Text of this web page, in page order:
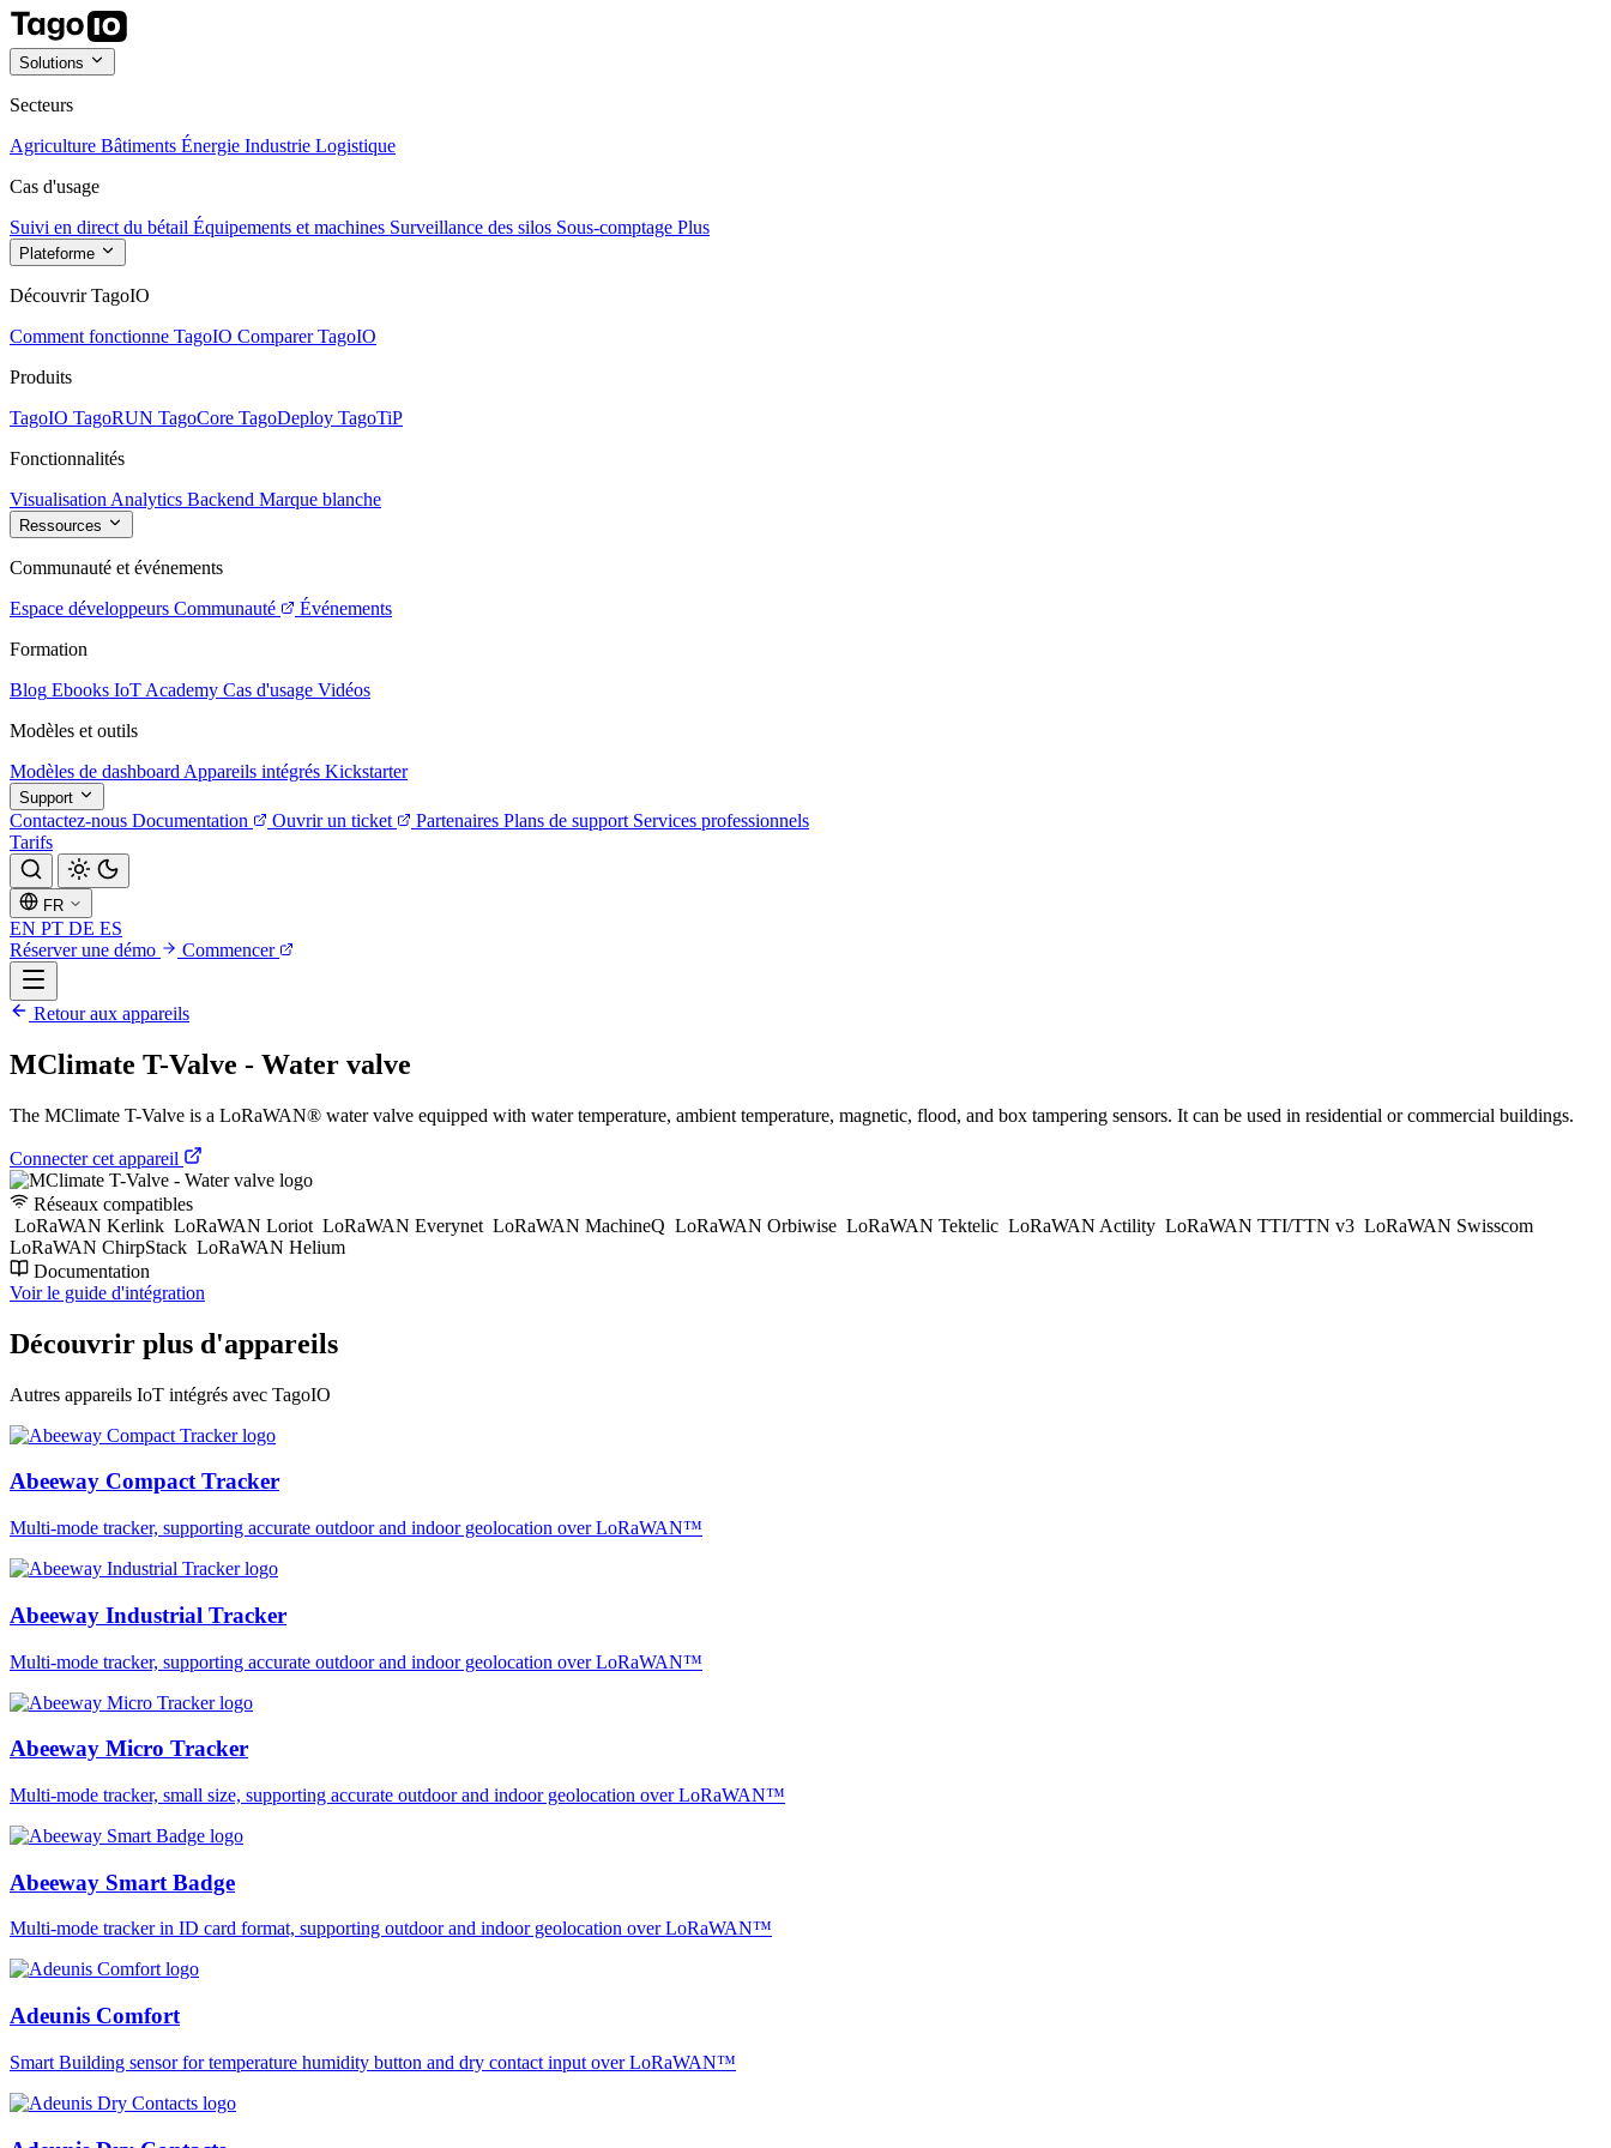
Solutions
Secteurs
Agriculture Bâtiments Énergie Industrie Logistique
Cas d'usage
Suivi en direct du bétail Équipements et machines Surveillance des silos Sous-comptage Plus
Plateforme
Découvrir TagoIO
Comment fonctionne TagoIO Comparer TagoIO
Produits
TagoIO TagoRUN TagoCore TagoDeploy TagoTiP
Fonctionnalités
Visualisation Analytics Backend Marque blanche
Ressources
Communauté et événements
Espace développeurs Communauté
Événements
Formation
Blog Ebooks IoT Academy Cas d'usage Vidéos
Modèles et outils
Modèles de dashboard Appareils intégrés Kickstarter
Support
Contactez-nous Documentation Ouvrir un ticket Partenaires Plans de support Services professionnels
Tarifs
FR
EN PT DE ES
Réserver une démo
Commencer
Retour aux appareils
MClimate T-Valve - Water valve
The MClimate T-Valve is a LoRaWAN® water valve equipped with water temperature, ambient temperature, magnetic, flood, and box tampering sensors. It can be used in residential or commercial buildings.
Connecter cet appareil
Réseaux compatibles
LoRaWAN Kerlink LoRaWAN Loriot LoRaWAN Everynet LoRaWAN MachineQ LoRaWAN Orbiwise LoRaWAN Tektelic LoRaWAN Actility LoRaWAN TTI/TTN v3 LoRaWAN Swisscom
LoRaWAN ChirpStack LoRaWAN Helium
Documentation
Voir le guide d'intégration
Découvrir plus d'appareils
Autres appareils IoT intégrés avec TagoIO
Abeeway Compact Tracker
Multi-mode tracker, supporting accurate outdoor and indoor geolocation over LoRaWAN™
Abeeway Industrial Tracker
Multi-mode tracker, supporting accurate outdoor and indoor geolocation over LoRaWAN™
Abeeway Micro Tracker
Multi-mode tracker, small size, supporting accurate outdoor and indoor geolocation over LoRaWAN™
Abeeway Smart Badge
Multi-mode tracker in ID card format, supporting outdoor and indoor geolocation over LoRaWAN™
Adeunis Comfort
Smart Building sensor for temperature humidity button and dry contact input over LoRaWAN™